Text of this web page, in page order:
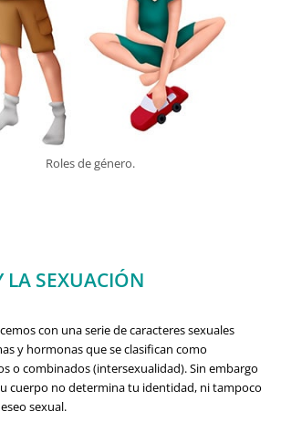
Roles de género.
LA SEXUACIÓN
con una serie de caracteres sexuales
y hormonas que se clasifican como
o combinados (intersexualidad). Sin embargo
cuerpo no determina tu identidad, ni tampoco
sexual.